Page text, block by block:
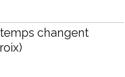
changent